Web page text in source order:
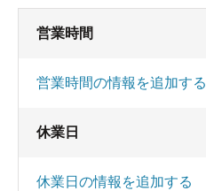
営業時間
営業時間の情報を追加する
休業日
休業日の情報を追加する